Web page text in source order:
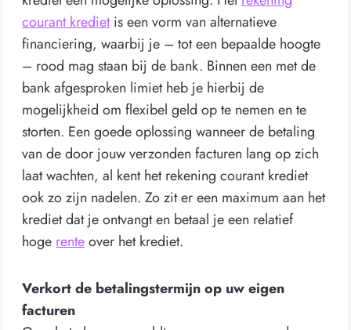
courant kredietis een vorm van alternatieve
financiering, waarbij je – tot een bepaalde hoogte
– rood mag staan bij de bank. Binnen een met de
bank afgesproken limiet heb je hierbij de
mogelijkheid om flexibel geld op te nemen en te
storten. Een goede oplossing wanneer de betaling
van de door jouw verzonden facturen lang op zich
laat wachten, al kent het rekening courant krediet
ook zo zijn nadelen. Zo zit er een maximum aan het
krediet dat je ontvangt en betaal je een relatief
hogerenteover het krediet.
Verkort de betalingstermijn op uw eigen
facturen